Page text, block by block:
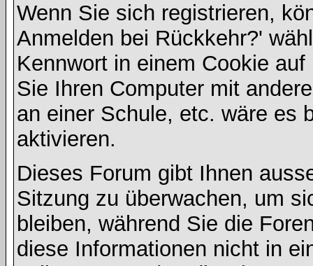
Wenn Sie sich registrieren,
Anmelden bei Rückkehr?'
Kennwort in einem Cookie
Sie Ihren Computer mit
an einer Schule, etc. wäre es
aktivieren.
Dieses Forum gibt Ihnen
Sitzung zu überwachen, um
bleiben, während Sie die
diese Informationen nicht in